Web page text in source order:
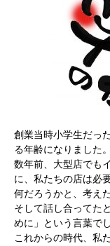
創業当時小学生だっ
る年齢になりました。
数年前、大型店でも
に、私たちの店は必
何だろうかと、考え
そして話し合ってた
めに」という言葉でし
これからの時代、私